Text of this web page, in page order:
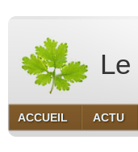
ACCUEIL ACTU